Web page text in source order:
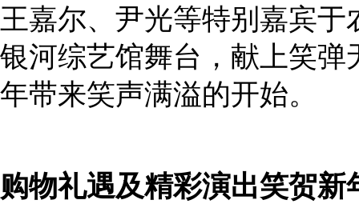
王嘉尔、尹光等特别嘉宾
银河综艺馆舞台，献上笑
年带来笑声满溢的开始。
购物礼遇及精彩演出笑贺新